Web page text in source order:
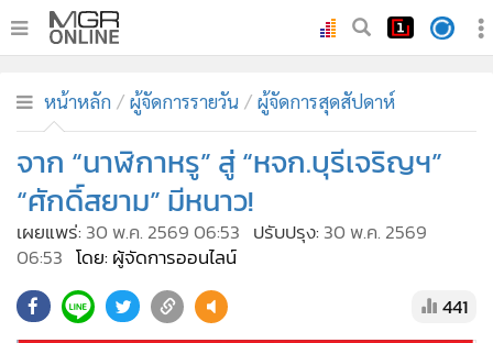
ทันเหตุการณ์
• ภาคใต้
ภูมิภาค
Online Section
• บันเทิง
• ผู้จัดการรายวัน
• คอลัมนิสต์
หน้าหลัก ผู้จัดการรายวัน ผู้จัดการสุดสัปดาห์
จาก “นาฬิกาหรู” สู่ “หจก.บุรีเจริญฯ”
“ศักดิ์สยาม” มีหนาว!
เผยแพร่: 30 พ.ค. 2569 06:53 ปรับปรุง: 30 พ.ค. 2569
06:53 โดย: ผู้จัดการออนไลน์
441